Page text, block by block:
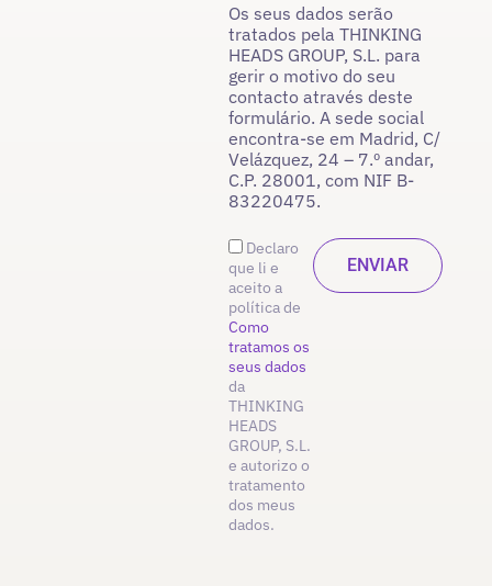
Os seus dados serão
tratados pela THINKING
HEADS GROUP, S.L. para
gerir o motivo do seu
contacto através deste
formulário. A sede social
encontra-se em Madrid, C/
Velázquez, 24 – 7.º andar,
C.P. 28001, com NIF B-
83220475.
Declaro
que li e
aceito a
política de
Como
tratamos os
seus dados
da
THINKING
HEADS
GROUP, S.L.
e autorizo o
tratamento
dos meus
dados.